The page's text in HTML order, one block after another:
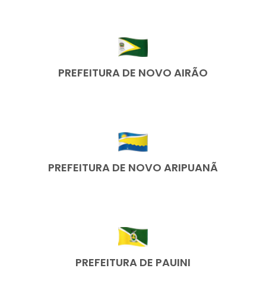
PREFEITURA DE NOVO AIRÃO
PREFEITURA DE NOVO ARIPUANÃ
PREFEITURA DE PAUINI